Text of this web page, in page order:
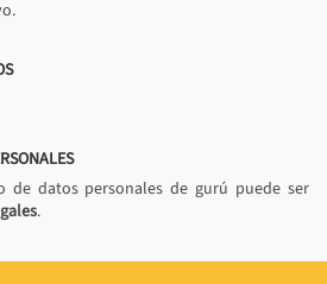
de datos personales de gurú puede ser
.